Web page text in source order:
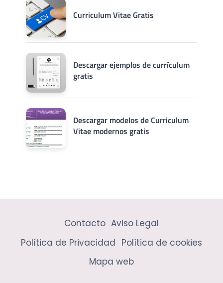
Curriculum Vitae Gratis
Descargar ejemplos de currículum
gratis
Descargar modelos de Curriculum
Vitae modernos gratis
Contacto Aviso Legal
Política de Privacidad Política de cookies
Mapa web